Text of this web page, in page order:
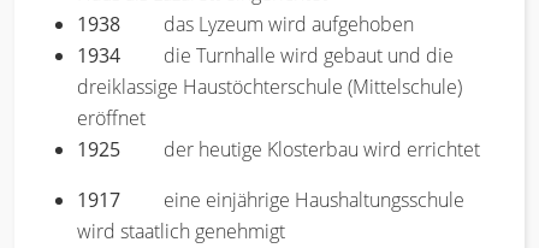
1938 das Lyzeum wird aufgehoben
1934 die Turnhalle wird gebaut und die
dreiklassige Haustöchterschule (Mittelschule)
eröffnet
1925 der heutige Klosterbau wird errichtet
1917 eine einjährige Haushaltungsschule
wird staatlich genehmigt